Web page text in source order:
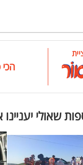
שאולי יעניינו